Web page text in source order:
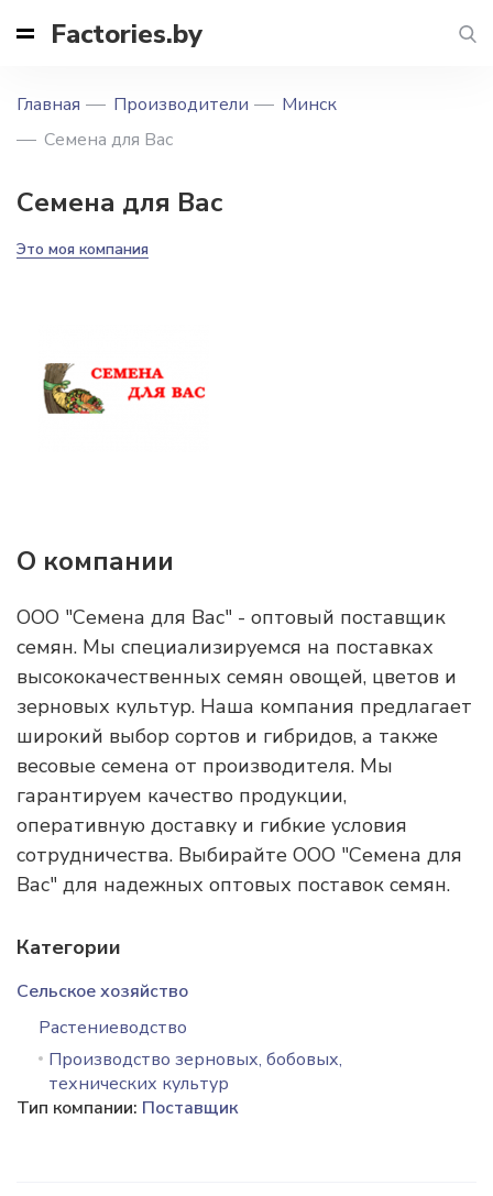
Factories.by
Главная Производители
Минск
Семена для Вас
Семена для Вас
Это моя компания
О компании
ООО "Семена для Вас" - оптовый поставщик
семян. Мы специализируемся на поставках
высококачественных семян овощей, цветов и
зерновых культур. Наша компания предлагает
широкий выбор сортов и гибридов, а также
весовые семена от производителя. Мы
гарантируем качество продукции,
оперативную доставку и гибкие условия
сотрудничества. Выбирайте ООО "Семена для
Вас" для надежных оптовых поставок семян.
Категории
Сельское хозяйство
Растениеводство
Производство зерновых, бобовых,
технических культур
Тип компании: Поставщик